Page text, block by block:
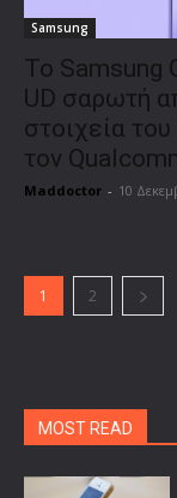
Samsung
Το Samsung
UD σαρωτή
στοιχεία
τον
Maddoctor - 10
1 2
MOST READ